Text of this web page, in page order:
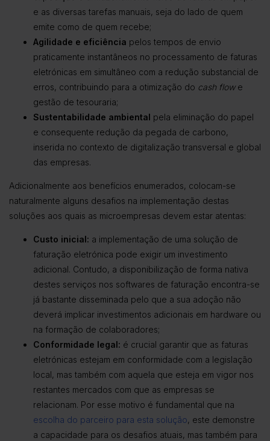
e as diversas tarefas manuais, seja do lado de quem
emite como de quem recebe;
Agilidade e eficiência pelos tempos de envio
praticamente instantâneos no processamento de faturas
eletrónicas em simultâneo com a redução substancial de
erros, contribuindo para a otimização do cash flowe
gestão de tesouraria;
Sustentabilidade ambiental pela eliminação do papel
e consequente redução da pegada de carbono,
inserida no contexto de digitalização transversal e global
das empresas.
Adicionalmente aos benefícios enumerados, colocam-se
naturalmente alguns desafios na implementação destas
soluções aos quais as microempresas devem estar atentas:
Custo inicial: a implementação de uma solução de
faturação eletrónica pode exigir um investimento
adicional. Contudo, a disponibilização de forma nativa
destes serviços nos softwares de faturação encontra-se
já bastante disseminada pelo que a sua adoção não
deverá implicar investimentos adicionais em hardware ou
na formação de colaboradores;
Conformidade legal: é crucial garantir que as faturas
eletrónicas estejam em conformidade com a legislação
local, mas também com aquela que esteja em vigor nos
restantes mercados com que as empresas se
relacionam. Por esse motivo é fundamental que na
escolha do parceiro para esta solução, este demonstre
a capacidade para os desafios atuais, mas também para